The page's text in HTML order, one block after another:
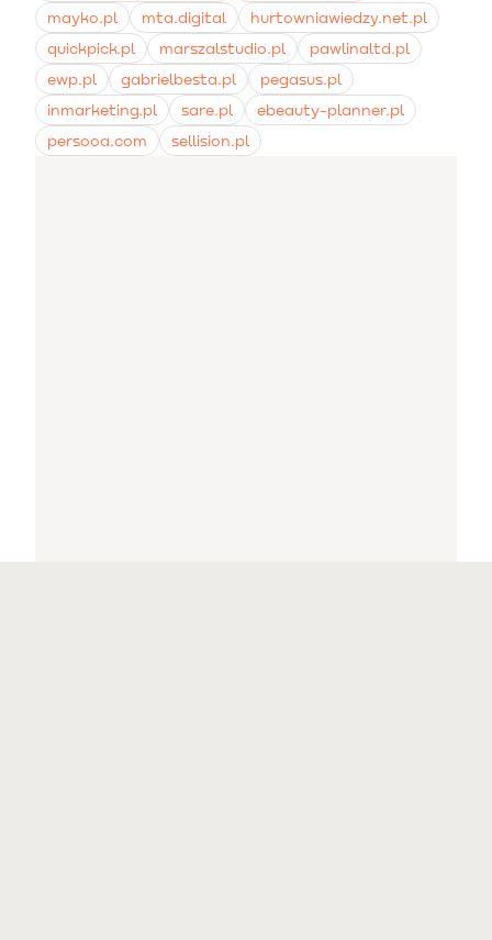
mayko.pl
mta.digital
hurtowniawiedzy.net.pl
quickpick.pl
marszalstudio.pl
pawlinaltd.pl
ewp.pl
gabrielbesta.pl
pegasus.pl
inmarketing.pl
sare.pl
ebeauty-planner.pl
persooa.com
sellision.pl